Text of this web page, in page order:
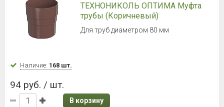
ТЕХНОНИКОЛЬ ОПТИМА Муфта
трубы (Коричневый)
Для труб диаметром 80 мм
Наличие: 168 шт.
94 руб. / шт.
В корзину